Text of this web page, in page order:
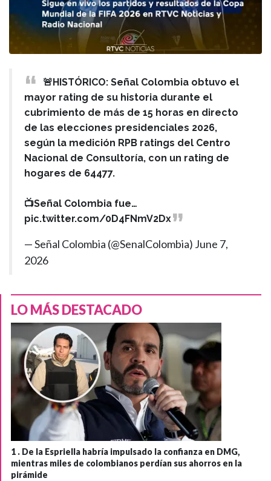
🚨HISTÓRICO: Señal Colombia obtuvo el
mayor rating de su historia durante el
cubrimiento de más de 15 horas en directo
de las elecciones presidenciales 2026,
según la medición RPB ratings del Centro
Nacional de Consultoría, con un rating de
hogares de 64477.
📺Señal Colombia fue…
pic.twitter.com/0D4FNmV2Dx
— Señal Colombia (@SenalColombia) June 7,
2026
LO MÁS DESTACADO
1 . De la Espriella habría impulsado la confianza en DMG,
mientras miles de colombianos perdían sus ahorros en la
pirámide